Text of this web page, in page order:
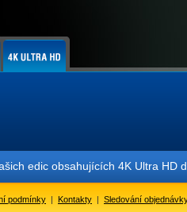
4K Ultra HD disk. Těšíme
podmínky | Kontakty | Sledování